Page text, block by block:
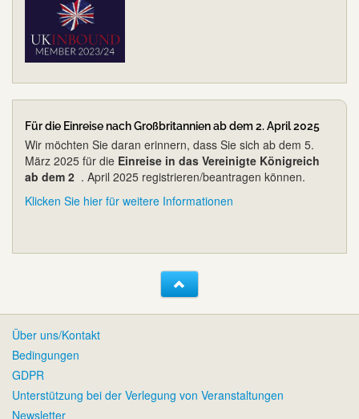
Für die Einreise nach Großbritannien ab dem 2. April 2025
Wir möchten Sie daran erinnern, dass Sie sich ab dem 5.
März 2025 für die Einreise in das Vereinigte Königreich
ab dem 2 . April 2025 registrieren/beantragen können.
Klicken Sie hier für weitere Informationen
Über uns/Kontakt
Bedingungen
GDPR
Unterstützung bei der Verlegung von Veranstaltungen
Newsletter